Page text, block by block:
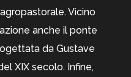
Vicino
anche il ponte
da Gustave
XIX secolo. Infine,